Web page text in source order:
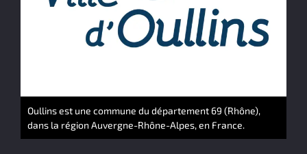
Oullins est une commune du département 69 (Rhône),
dans la région Auvergne-Rhône-Alpes, en France.